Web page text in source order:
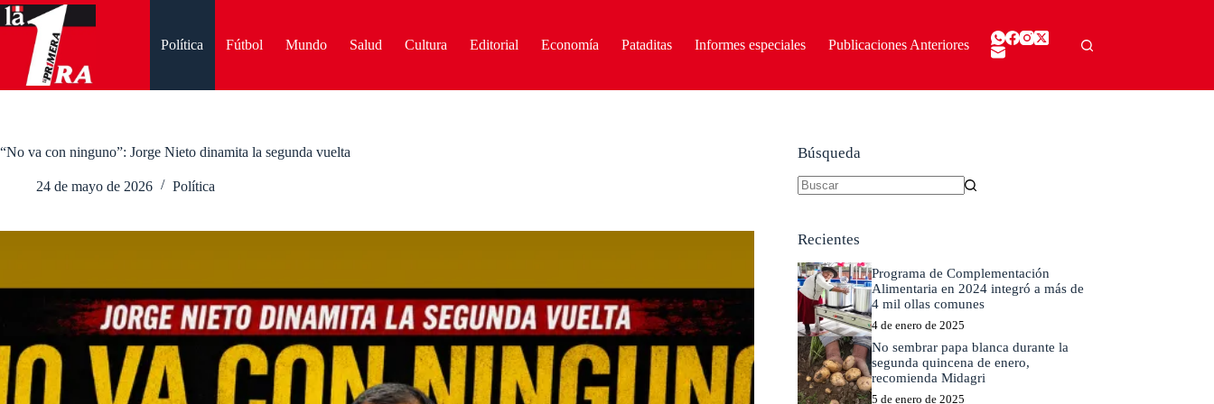
Saltar
al
contenido
Política Fútbol Mundo Salud Cultura Editorial Economía Pataditas Informes especiales Publicaciones Anteriores
“No va con ninguno”: Jorge Nieto dinamita la segunda vuelta
24 de mayo de 2026 Política
Búsqueda
Recientes
Programa de Complementación
Alimentaria en 2024 integró a más de
4 mil ollas comunes
4 de enero de 2025
No sembrar papa blanca durante la
segunda quincena de enero,
recomienda Midagri
5 de enero de 2025